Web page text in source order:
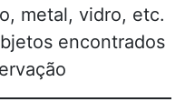
metal, vidro, etc.
encontrados